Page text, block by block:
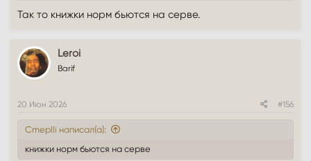
Так то книжки норм бьются на серве.
Leroi
Barif
20 Июн 2026 #156
Cmeplli написал(а):
книжки норм бьются на серве